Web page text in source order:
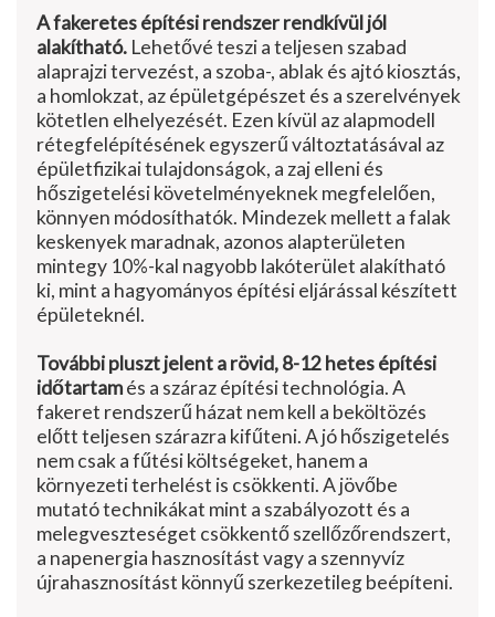
A fakeretes építési rendszer rendkívül jól
alakítható. Lehetővé teszi a telje­sen szabad
alaprajzi tervezést, a szo­ba-, ablak és ajtó kiosztás,
a hom­lokzat, az épületgépészet és a szerel­vények
kötetlen elhelyezését. Ezen kívül az alapmodell
rétegfelépítésének egyszerű változtatásával az
épületfi­zikai tulajdonságok, a zaj elleni és
hőszigetelési követelményeknek meg­felelően,
könnyen módosíthatók. Mindezek mellett a falak
keskenyek maradnak, azonos alapterületen
mintegy 10%-kal nagyobb lakóterü­let alakítható
ki, mint a hagyomá­nyos építési eljárással készített
épüle­teknél.
További pluszt jelent a rövid, 8-12 hetes építési
időtartamés a száraz építési technológia. A
fakeret rend­szerű házat nem kell a beköltözés
előtt teljesen szárazra kifűteni. A jó hőszigetelés
nem csak a fűtési költ­ségeket, hanem a
környezeti terhelést is csökkenti. A jövőbe
mutató tech­nikákat mint a szabályozott és a
melegveszteséget csökkentő szellőző­rendszert,
a napenergia hasznosítást vagy a szennyvíz
újrahasznosítást könnyű szerkezetileg beépíteni.